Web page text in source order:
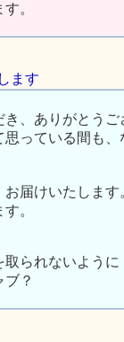
。
ます
、ありがとうご
っている間も
お届けいたします
。
取られないように
？